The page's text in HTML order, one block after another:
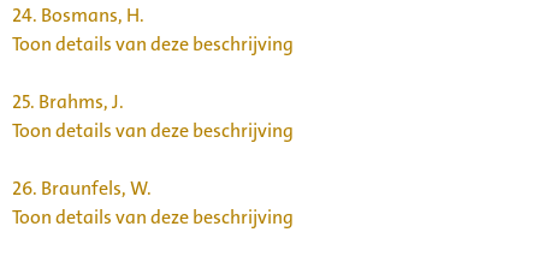
24. Bosmans, H.
Toon details van deze beschrijving
25. Brahms, J.
Toon details van deze beschrijving
26. Braunfels, W.
Toon details van deze beschrijving